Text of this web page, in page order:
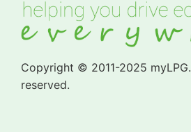
Copyright © 2011-2025
reserved.